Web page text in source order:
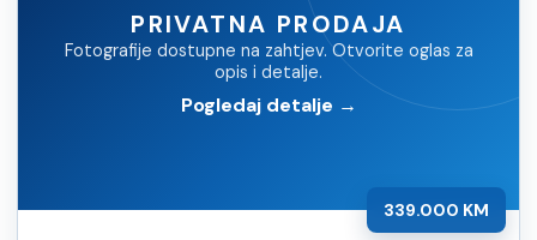
PRIVATNA PRODAJA
Fotografije dostupne na zahtjev. Otvorite oglas za
opis i detalje.
Pogledaj detalje →
339.000 KM